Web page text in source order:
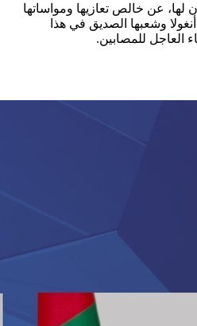
لها، عن خالص تعازيها ومواساتها
وشعبها الصديق في هذا
العاجل للمصابين.